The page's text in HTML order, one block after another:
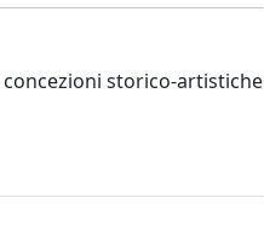
storico-artistiche